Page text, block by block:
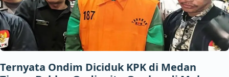
Ternyata Ondim Diciduk KPK di Medan